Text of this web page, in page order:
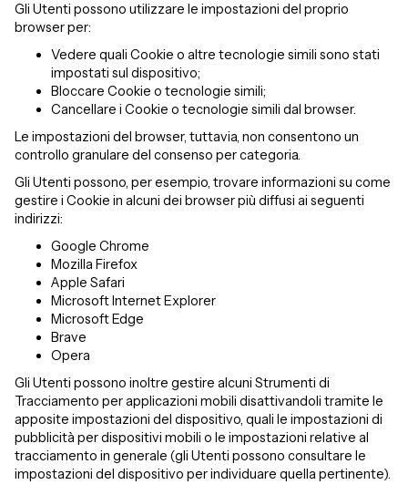
Gli Utenti possono utilizzare le impostazioni del proprio
browser per:
Vedere quali Cookie o altre tecnologie simili sono stati
impostati sul dispositivo;
Bloccare Cookie o tecnologie simili;
Cancellare i Cookie o tecnologie simili dal browser.
Le impostazioni del browser, tuttavia, non consentono un
controllo granulare del consenso per categoria.
Gli Utenti possono, per esempio, trovare informazioni su come
gestire i Cookie in alcuni dei browser più diffusi ai seguenti
indirizzi:
Google Chrome
Mozilla Firefox
Apple Safari
Microsoft Internet Explorer
Microsoft Edge
Brave
Opera
Gli Utenti possono inoltre gestire alcuni Strumenti di
Tracciamento per applicazioni mobili disattivandoli tramite le
apposite impostazioni del dispositivo, quali le impostazioni di
pubblicità per dispositivi mobili o le impostazioni relative al
tracciamento in generale (gli Utenti possono consultare le
impostazioni del dispositivo per individuare quella pertinente).